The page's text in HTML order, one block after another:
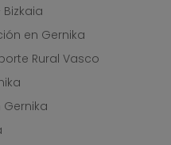
en Gernika
Rural Vasco